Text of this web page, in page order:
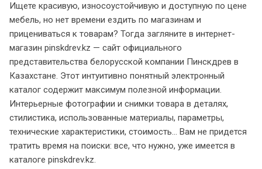
Ищете красивую, износоустойчивую и доступную по цене
мебель, но нет времени ездить по магазинам и
прицениваться к товарам? Тогда загляните в интернет-
магазин pinskdrev.kz — сайт официального
представительства белорусской компании Пинскдрев в
Казахстане. Этот интуитивно понятный электронный
каталог содержит максимум полезной информации.
Интерьерные фотографии и снимки товара в деталях,
стилистика, использованные материалы, параметры,
технические характеристики, стоимость... Вам не придется
тратить время на поиски: все, что нужно, уже имеется в
каталоге pinskdrev.kz.